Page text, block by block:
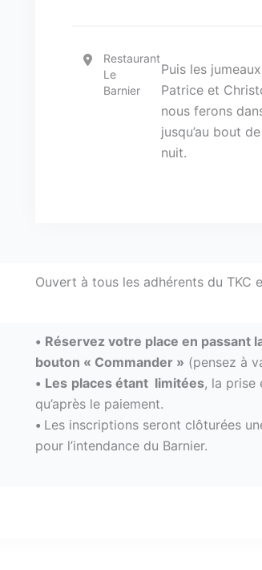
Restaurant
Le
Barnier
Puis les jumeaux
Patrice et
nous ferons
jusqu’au bout
nuit.
Ouvert à tous les adhérents du TKC
• Réservez votre place en passant
bouton « Commander » (pensez à
• Les places étant limitées, la prise
qu’après le paiement.
• Les inscriptions seront clôturées
pour l’intendance du Barnier.